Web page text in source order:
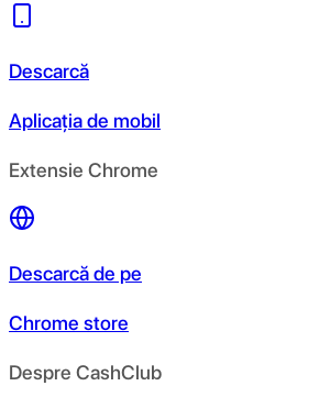
Descarcă
Aplicația de mobil
Extensie Chrome
Descarcă de pe
Chrome store
Despre CashClub